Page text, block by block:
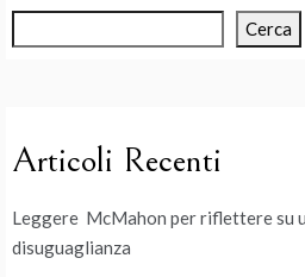
Cerca
Articoli Recenti
Leggere McMahon per riflettere su
disuguaglianza